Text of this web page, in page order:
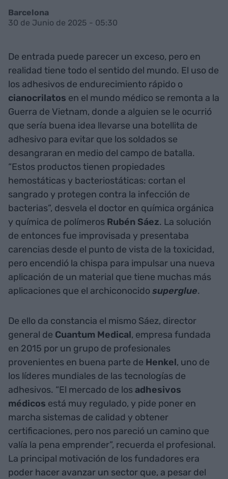
Barcelona
30 de Junio de 2025 - 05:30
De entrada puede parecer un exceso, pero en
realidad tiene todo el sentido del mundo. El uso de
los adhesivos de endurecimiento rápido o
cianocrilatos en el mundo médico se remonta a la
Guerra de Vietnam, donde a alguien se le ocurrió
que sería buena idea llevarse una botellita de
adhesivo para evitar que los soldados se
desangraran en medio del campo de batalla.
“Estos productos tienen propiedades
hemostáticas y bacteriostáticas: cortan el
sangrado y protegen contra la infección de
bacterias”, desvela el doctor en química orgánica
y química de polímeros Rubén Sáez. La solución
de entonces fue improvisada y presentaba
carencias desde el punto de vista de la toxicidad,
pero encendió la chispa para impulsar una nueva
aplicación de un material que tiene muchas más
aplicaciones que el archiconocidosuperglue.
De ello da constancia el mismo Sáez, director
general de Cuantum Medical, empresa fundada
en 2015 por un grupo de profesionales
provenientes en buena parte de Henkel, uno de
los líderes mundiales de las tecnologías de
adhesivos. “El mercado de losadhesivos
médicos está muy regulado, y pide poner en
marcha sistemas de calidad y obtener
certificaciones, pero nos pareció un camino que
valía la pena emprender”, recuerda el profesional.
La principal motivación de los fundadores era
poder hacer avanzar un sector que, a pesar del